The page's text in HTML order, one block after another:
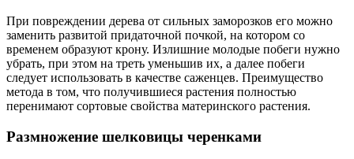
При повреждении дерева от сильных заморозков его можно
заменить развитой придаточной почкой, на котором со
временем образуют крону. Излишние молодые побеги нужно
убрать, при этом на треть уменьшив их, а далее побеги
следует использовать в качестве саженцев. Преимущество
метода в том, что получившиеся растения полностью
перенимают сортовые свойства материнского растения.
Размножение шелковицы черенками